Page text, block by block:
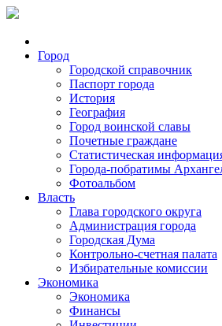
Город
Городской справочник
Паспорт города
История
География
Город воинской славы
Почетные граждане
Статистическая
Города-побратимы
Фотоальбом
Власть
Глава городского округа
Администрация города
Городская Дума
Контрольно-счетная палата
Избирательные комиссии
Экономика
Экономика
Финансы